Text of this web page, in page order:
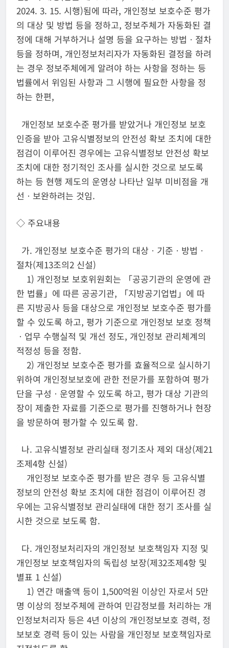
2024. 3. 15. 시행)됨에 따라, 개인정보 보호수준 평가
의 대상 및 방법 등을 정하고, 정보주체가 자동화된 결
정에 대해 거부하거나 설명 등을 요구하는 방법ㆍ절차
등을 정하며, 개인정보처리자가 자동화된 결정을 하려
는 경우 정보주체에게 알려야 하는 사항을 정하는 등
법률에서 위임된 사항과 그 시행에 필요한 사항을 정
하는 한편,
개인정보 보호수준 평가를 받았거나 개인정보 보호
인증을 받아 고유식별정보의 안전성 확보 조치에 대한
점검이 이루어진 경우에는 고유식별정보 안전성 확보
조치에 대한 정기적인 조사를 실시한 것으로 보도록
하는 등 현행 제도의 운영상 나타난 일부 미비점을 개
선ㆍ보완하려는 것임.
◇ 주요내용
가. 개인정보 보호수준 평가의 대상ㆍ기준ㆍ방법ㆍ
절차(제13조의2 신설)
1) 개인정보 보호위원회는 「공공기관의 운영에 관
한 법률」에 따른 공공기관, 「지방공기업법」에 따
른 지방공사 등을 대상으로 개인정보 보호수준 평가를
할 수 있도록 하고, 평가 기준으로 개인정보 보호 정책
ㆍ업무 수행실적 및 개선 정도, 개인정보 관리체계의
적정성 등을 정함.
2) 개인정보 보호수준 평가를 효율적으로 실시하기
위하여 개인정보보호에 관한 전문가를 포함하여 평가
단을 구성ㆍ운영할 수 있도록 하고, 평가 대상 기관의
장이 제출한 자료를 기준으로 평가를 진행하거나 현장
을 방문하여 평가할 수 있도록 함.
나. 고유식별정보 관리실태 정기조사 제외 대상(제21
조제4항 신설)
개인정보 보호수준 평가를 받은 경우 등 고유식별
정보의 안전성 확보 조치에 대한 점검이 이루어진 경
우에는 고유식별정보 관리실태에 대한 정기 조사를 실
시한 것으로 보도록 함.
다. 개인정보처리자의 개인정보 보호책임자 지정 및
개인정보 보호책임자의 독립성 보장(제32조제4항 및
별표 1 신설)
1) 연간 매출액 등이 1,500억원 이상인 자로서 5만
명 이상의 정보주체에 관하여 민감정보를 처리하는 개
인정보처리자 등은 4년 이상의 개인정보보호 경력, 정
보보호 경력 등이 있는 사람을 개인정보 보호책임자로